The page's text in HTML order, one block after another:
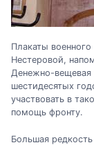
Плакаты
Нестеровой,
Денежно-вещевая
шестидесятых
участвовать в
помощь фронту.
Большая